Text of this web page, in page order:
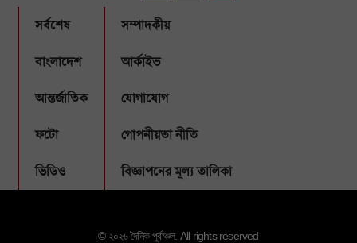
সর্বশেষ
বাংলাদেশ
আন্তর্জাতিক
ফটো
ভিডিও
সম্পাদকীয়
আর্কাইভ
যোগাযোগ
গোপনীয়তা নীতি
বিজ্ঞাপনের মূল্য তালিকা
© ২০২৬ দৈনিক পূর্বাঞ্চল. All rights reserved